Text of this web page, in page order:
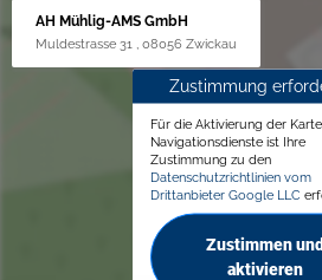
AH Mühlig-AMS GmbH
Muldestrasse 31 , 08056 Zwickau
Zustimmung
Für die Aktivierung der
Navigationsdienste ist Ihre
Zustimmung zu den
Datenschutzrichtlinien vom
Drittanbieter Google LLC
Zustimmen
aktivieren